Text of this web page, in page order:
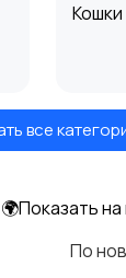
Кошки
С/х
все
🌍Показать
По